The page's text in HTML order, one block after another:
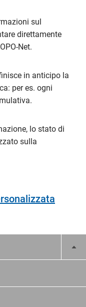
sul
direttamente
Net.
in anticipo la
per es. ogni
lo stato di
sulla